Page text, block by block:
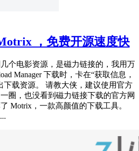
，免费开源速度快
个电影资源，是磁力链接的，我用万
Manager 下载时，卡在“获取信息，
下载资源。 请教大侠，建议使用官方
圈，也没看到磁力链接下载的官方网
Motrix，一款高颜值的下载工具。